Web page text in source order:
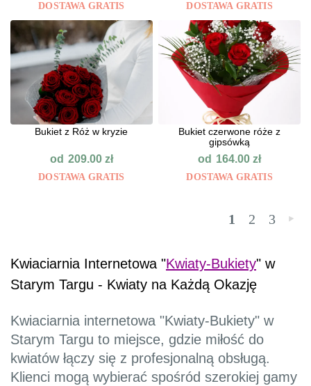
DOSTAWA GRATIS DOSTAWA GRATIS
Bukiet z Róż w kryzie
od 209.00 zł
DOSTAWA GRATIS
Bukiet czerwone róże z
gipsówką
od 164.00zł
DOSTAWA GRATIS
1 2 3 »
Kwiaciarnia Internetowa "Kwiaty-Bukiety" w
Starym Targu - Kwiaty na Każdą Okazję
Kwiaciarnia internetowa "Kwiaty-Bukiety" w
Starym Targu to miejsce, gdzie miłość do
kwiatów łączy się z profesjonalną obsługą.
Klienci mogą wybierać spośród szerokiej gamy